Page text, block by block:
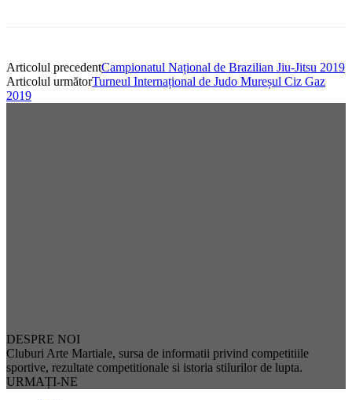
Articolul precedentCampionatul Național de Brazilian Jiu-Jitsu 2019
Articolul următorTurneul Internațional de Judo Mureșul Ciz Gaz
2019
DESPRE NOI
Cluburi Arte Martiale, sursa de informatii privind competitiile
sportive, rezultate competitionale si istoria stilurilor de lupta.
URMAȚI-NE